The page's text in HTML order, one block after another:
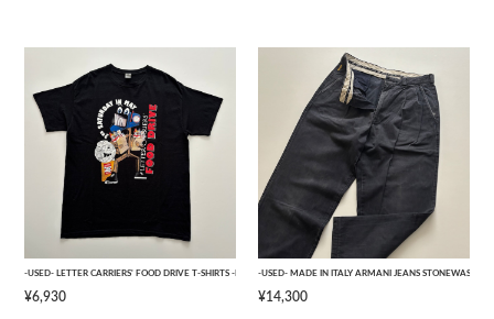
-USED- LETTER CARRIERS' FOOD DRIVE T-SHIRTS -BLACK- [L]
¥6,930
-USED- MADE IN ITALY ARMANI JEANS
¥14,300